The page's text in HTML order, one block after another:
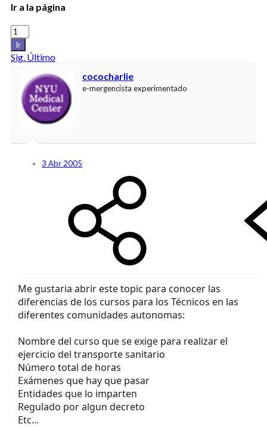
Ir a la página
Ir
Sig. Último
cococharlie
e-mergencista experimentado
3 Abr 2005
Me gustaria abrir este topic para conocer las
diferencias de los cursos para los Técnicos en las
diferentes comunidades autonomas:
Nombre del curso que se exige para realizar el
ejercicio del transporte sanitario
Número total de horas
Exámenes que hay que pasar
Entidades que lo imparten
Regulado por algun decreto
Etc...